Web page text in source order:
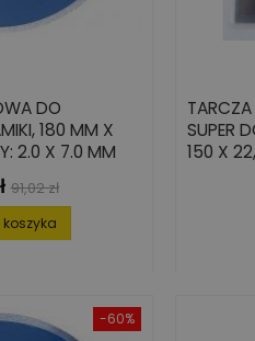
DO
180 MM X
2.0 X 7.0 MM
Cena
podstawowa
91,02 zł
SUPER
150 X
-60%